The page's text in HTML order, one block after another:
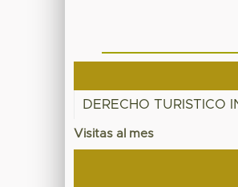
DERECHO TURISTICO
Visitas al mes